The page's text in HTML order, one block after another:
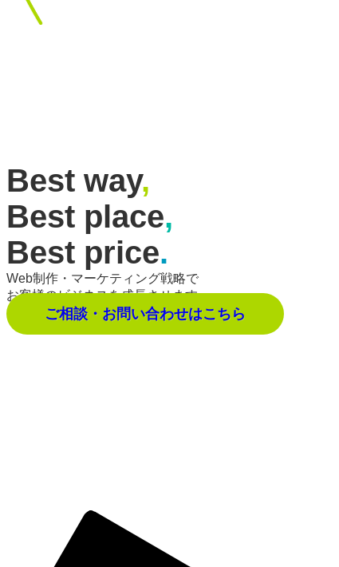
Best way,
Best place,
Best price.
Web制作・マーケティング戦略で
お客様のビジネスを成長させます。
ご相談・お問い合わせはこちら